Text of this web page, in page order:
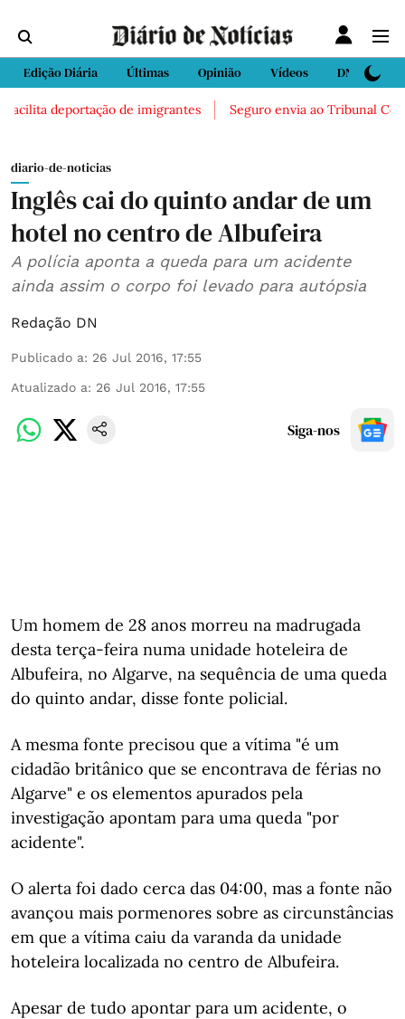
Edição Diária Últimas Opinião Vídeos DN Sport
deportação de imigrantes Seguro envia ao Tribunal
diario-de-noticias
Inglês cai do quinto andar de um
hotel no centro de Albufeira
A polícia aponta a queda para um acidente
ainda assim o corpo foi levado para autópsia
Redação DN
Publicado a: 26 Jul 2016, 17:55
Atualizado a: 26 Jul 2016, 17:55
Siga-nos
Um homem de 28 anos morreu na madrugada
desta terça-feira numa unidade hoteleira de
Albufeira, no Algarve, na sequência de uma queda
do quinto andar, disse fonte policial.
A mesma fonte precisou que a vítima "é um
cidadão britânico que se encontrava de férias no
Algarve" e os elementos apurados pela
investigação apontam para uma queda "por
acidente".
O alerta foi dado cerca das 04:00, mas a fonte não
avançou mais pormenores sobre as circunstâncias
em que a vítima caiu da varanda da unidade
hoteleira localizada no centro de Albufeira.
Apesar de tudo apontar para um acidente, o